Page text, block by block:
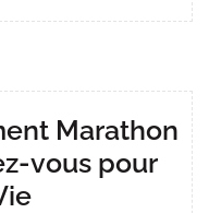
Marathon
vous pour